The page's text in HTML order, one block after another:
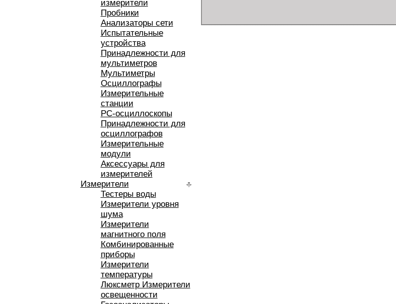
измерители
Пробники
Анализаторы сети
Испытательные
устройства
Принадлежности для
мультиметров
Мультиметры
Осциллографы
Измерительные
станции
РС-осциллоскопы
Принадлежности для
осциллографов
Измерительные
модули
Аксессуары для
измерителей
Измерители
Тестеры воды
Измерители уровня
шума
Измерители
магнитного поля
Комбинированные
приборы
Измерители
температуры
Люксметр Измерители
освещенности